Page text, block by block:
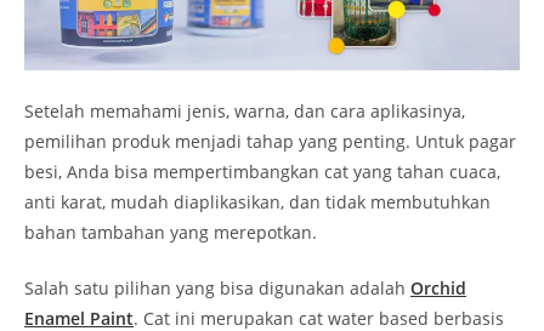
Setelah memahami jenis, warna, dan cara aplikasinya,
pemilihan produk menjadi tahap yang penting. Untuk pagar
besi, Anda bisa mempertimbangkan cat yang tahan cuaca,
anti karat, mudah diaplikasikan, dan tidak membutuhkan
bahan tambahan yang merepotkan.
Salah satu pilihan yang bisa digunakan adalah Orchid
Enamel Paint. Cat ini merupakan cat water based berbasis